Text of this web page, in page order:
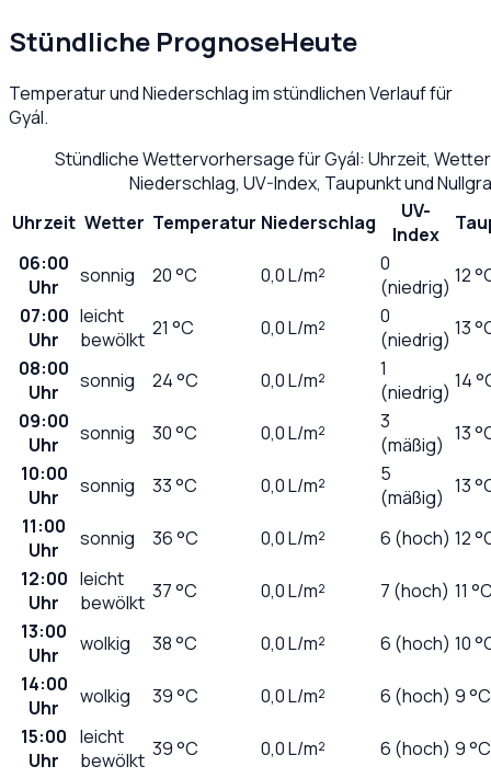
Stündliche PrognoseHeute
Temperatur und Niederschlag im stündlichen Verlauf für
Gyál.
Stündliche Wettervorhersage fürGyál: Uhrzeit,
Niederschlag, UV-Index, Taupunkt und
Uhrzeit Wetter Temperatur Niederschlag
UV-
Index
06:00
Uhr
sonnig 20°C 0,0L/m²
0
(niedrig) 12
07:00
Uhr
leicht
bewölkt 21 °C 0,0L/m²
0
(niedrig) 13
08:00
Uhr
sonnig 24°C 0,0L/m²
1
(niedrig) 14
09:00
Uhr
sonnig 30°C 0,0L/m²
3
(mäßig) 13
10:00
Uhr
sonnig 33°C 0,0L/m²
5
(mäßig) 13
11:00
Uhr
sonnig 36°C 0,0L/m² 6 (hoch) 12
12:00
Uhr
leicht
bewölkt 37°C 0,0L/m² 7 (hoch) 11
13:00
Uhr
wolkig 38°C 0,0L/m² 6 (hoch) 10
14:00
Uhr
wolkig 39°C 0,0L/m² 6 (hoch) 9 °C
15:00
Uhr
leicht
bewölkt 39°C 0,0L/m² 6 (hoch) 9 °C